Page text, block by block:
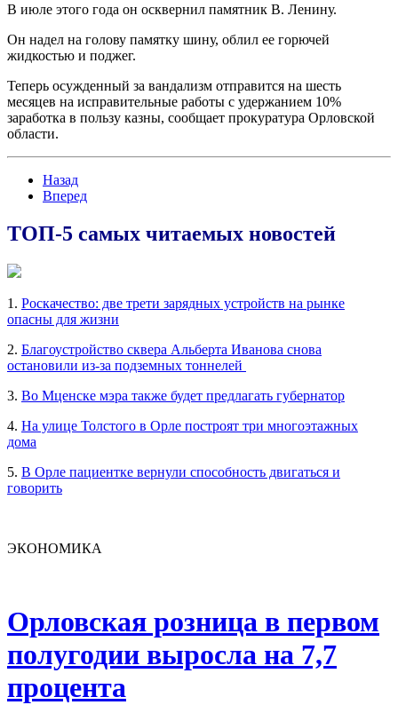
В июле этого года он осквернил памятник В. Ленину.
Он надел на голову памятку шину, облил ее горючей
жидкостью и поджег.
Теперь осужденный за вандализм отправится на шесть
месяцев на исправительные работы с удержанием 10%
заработка в пользу казны, сообщает прокуратура Орловской
области.
Назад
Вперед
ТОП-5 самых читаемых новостей
1. Роскачество: две трети зарядных устройств на рынке
опасны для жизни
2. Благоустройство сквера Альберта Иванова снова
остановили из-за подземных тоннелей
3. Во Мценске мэра также будет предлагать губернатор
4. На улице Толстого в Орле построят три многоэтажных
дома
5. В Орле пациентке вернули способность двигаться и
говорить
ЭКОНОМИКА
Орловская розница в первом
полугодии выросла на 7,7
процента